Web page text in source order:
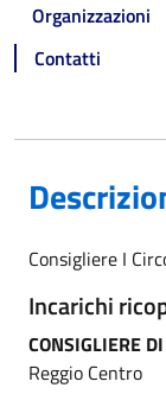
Organizzazioni
Contatti
Consigliere I
Incarichi
CONSIGLIERE
Reggio Centro